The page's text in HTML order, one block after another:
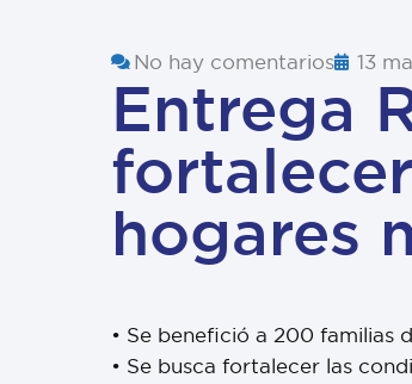
No hay comentarios 13
Entrega
hogares
•⁠ ⁠Se benefició a 200 familias
•⁠ ⁠Se busca fortalecer las